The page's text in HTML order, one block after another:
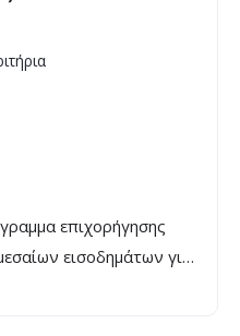
και τις 8.100€.
επιχορήγησης
εισοδημάτων για